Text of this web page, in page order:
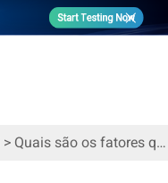
> Quais são os fatores que afetam a resolução?